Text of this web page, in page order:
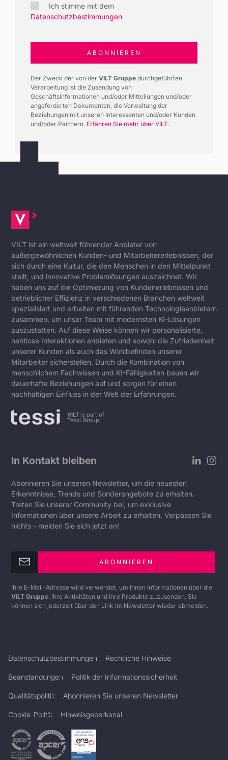
Ich stimme mit dem
Datenschutzbestimmungen
ABONNIEREN
Der Zweck der von der VILT Gruppe durchgeführten
Verarbeitung ist die Zusendung von
Geschäftsinformationen und/oder Mitteilungen und/oder
angeforderten Dokumenten, die Verwaltung der
Beziehungen mit unseren Interessenten und/oder Kunden
und/oder Partnern. Erfahren Sie mehr über VILT.
VILT ist ein weltweit führender Anbieter von
außergewöhnlichen Kunden- und Mitarbeitererlebnissen, der
sich durch eine Kultur, die den Menschen in den Mittelpunkt
stellt, und innovative Problemlösungen auszeichnet. Wir
haben uns auf die Optimierung von Kundenerlebnissen und
betrieblicher Effizienz in verschiedenen Branchen weltweit
spezialisiert und arbeiten mit führenden Technologieanbietern
zusammen, um unser Team mit modernsten KI-Lösungen
auszustatten. Auf diese Weise können wir personalisierte,
nahtlose Interaktionen anbieten und sowohl die Zufriedenheit
unserer Kunden als auch das Wohlbefinden unserer
Mitarbeiter sicherstellen. Durch die Kombination von
menschlichem Fachwissen und KI-Fähigkeiten bauen wir
dauerhafte Beziehungen auf und sorgen für einen
nachhaltigen Einfluss in der Welt der Erfahrungen.
VILT is part of
Tessi Group
In Kontakt bleiben
Abonnieren Sie unseren Newsletter, um die neuesten
Erkenntnisse, Trends und Sonderangebote zu erhalten.
Treten Sie unserer Community bei, um exklusive
Informationen über unsere Arbeit zu erhalten. Verpassen Sie
nichts - melden Sie sich jetzt an!
ABONNIEREN
Ihre E-Mail-Adresse wird verwendet, um Ihnen Informationen über die
VILT Gruppe , ihre Aktivitäten und ihre Produkte zuzusenden. Sie
können sich jederzeit über den Link im Newsletter wieder abmelden.
Datenschutzbestimmungen Rechtliche Hinweise
Beanstandungen Politik der Informationssicherheit
Qualitätspolitik Abonnieren Sie unseren Newsletter
Cookie-Politik Hinweisgeberkanal